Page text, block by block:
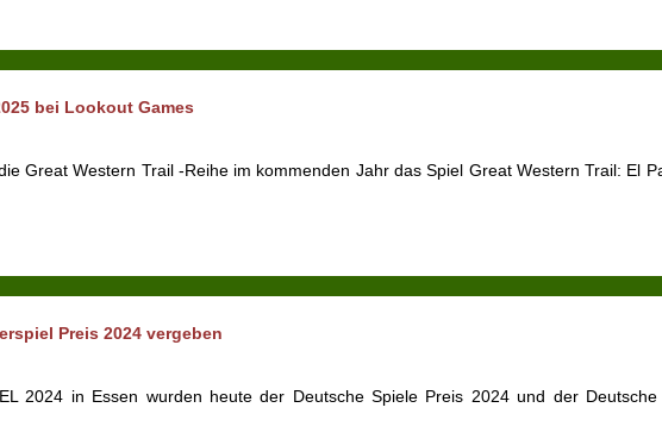
bei Lookout Games
Great Western Trail -Reihe im kommenden Jahr das Spiel Great Western Trail: El
Preis 2024 vergeben
2024 in Essen wurden heute der Deutsche Spiele Preis 2024 und der